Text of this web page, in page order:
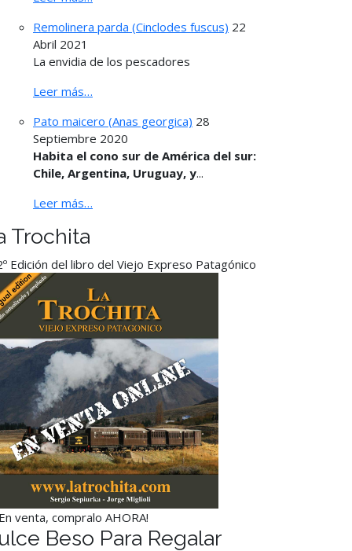
Remolinera parda (Cinclodes fuscus) 22
Abril 2021
La envidia de los pescadores
Leer más…
Pato maicero (Anas georgica) 28
Septiembre 2020
Habita el cono sur de América del sur:
Chile, Argentina, Uruguay, y...
Leer más…
Trochita
Edición del libro del Viejo Expreso Patagónico
venta, compralo AHORA!
Beso Para Regalar